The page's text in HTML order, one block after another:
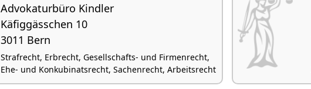
Advokaturbüro Kindler
Käfiggässchen 10
3011 Bern
Strafrecht, Erbrecht, Gesellschafts- und Firmenrecht,
Ehe- und Konkubinatsrecht, Sachenrecht, Arbeitsrecht